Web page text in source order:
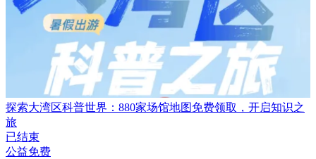
探索大湾区科普世界：880家场馆地图免费领取，开启知识之
旅
已结束
公益免费